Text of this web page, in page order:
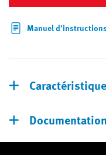
Manuel